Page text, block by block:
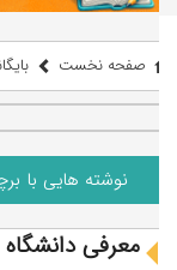
صفحه نخست
نوشته هایی با
معرفی دانشگاه